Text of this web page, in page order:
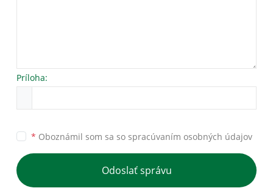
Príloha:
* Oboznámil som sa so spracúvaním osobných údajov
Odoslať správu